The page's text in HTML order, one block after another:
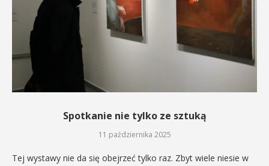
Spotkanie nie tylko ze sztuką
11 października 2025
Tej wystawy nie da się obejrzeć tylko raz. Zbyt wiele niesie w